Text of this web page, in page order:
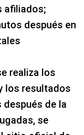
afiliados;
después en
realiza los
los resultados
de la
se